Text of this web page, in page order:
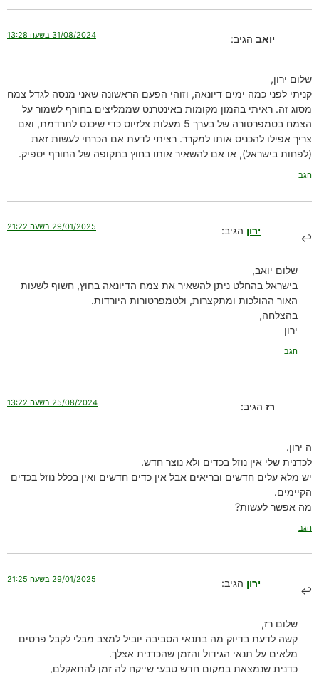
יואב הגיב: 31/08/2024 בשעה 13:28
שלום ירון,
קניתי לפני כמה ימים דיונאה, וזוהי הפעם הראשונה שאני מנסה לגדל צמח
מסוג זה. ראיתי בהמון מקומות באינטרנט שממליצים בחורף לשמור על
הצמח בטמפרטורה של בערך 5 מעלות צלזיוס כדי שיכנס לתרדמת, ואם
צריך אפילו להכניס אותו למקרר. רציתי לדעת אם הכרחי לעשות זאת
(לפחות בישראל), או אם להשאיר אותו בחוץ בתקופה של החורף יספיק.
הגב
ירון הגיב: 29/01/2025 בשעה 21:22
שלום יואב,
בישראל בהחלט ניתן להשאיר את צמח הדיונאה בחוץ, חשוף לשעות
האור ההולכות ומתקצרות, ולטמפרטורות היורדות.
בהצלחה,
ירון
הגב
רז הגיב: 25/08/2024 בשעה 13:22
ה ירון.
לכדנית שלי אין נוזל בכדים ולא נוצר חדש.
יש מלא עלים חדשים ובריאים אבל אין כדים חדשים ואין בכלל נוזל בכדים
הקיימים.
מה אפשר לעשות?
הגב
ירון הגיב: 29/01/2025 בשעה 21:25
שלום רז,
קשה לדעת בדיוק מה בתנאי הסביבה יוביל למצב מבלי לקבל פרטים
מלאים על תנאי הגידול והזמן שהכדנית אצלך.
כדנית שנמצאת במקום חדש טבעי שייקח לה זמן להתאקלם,